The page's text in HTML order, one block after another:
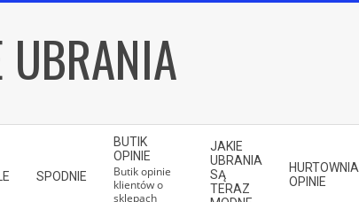
UBRANIA
SPODNIE
BUTIK
OPINIE
Butik opinie
klientów o
sklepach
JAKIE
UBRANIA
SĄ
TERAZ
HURTOWNIA
OPINIE